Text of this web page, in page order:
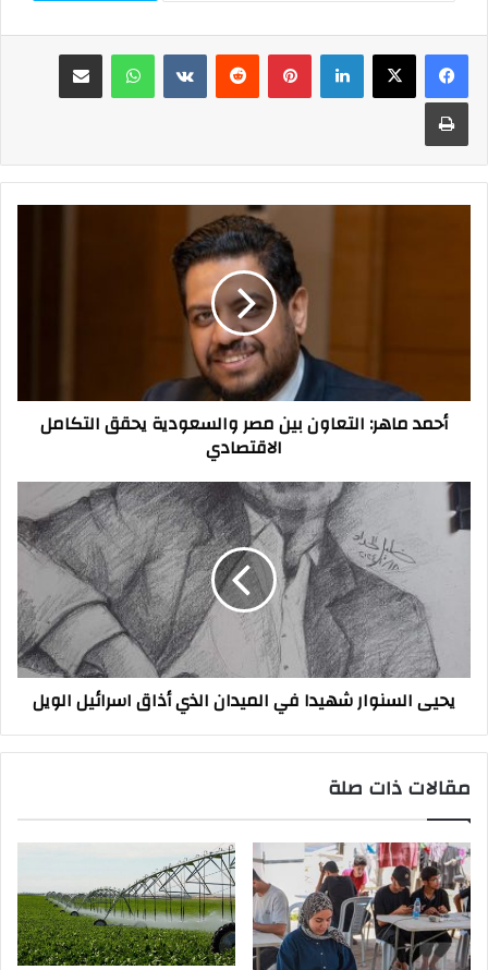
فيسبوك‫X لينكدإن بينتيريست واتساب مشاركة عبر البريد
طباعة
الاقتصادي
أحمد ماهر: التعاون بين مصر والسعودية يحقق التكامل
الاقتصادي
يحيى
السنوار
شهيدا
اسرائيل
الويل
يحيى السنوار شهيدا في الميدان الذي أذاق اسرائيل الويل
مقالات ذات صلة